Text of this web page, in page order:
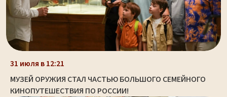
31 июля в 12:21
МУЗЕЙ ОРУЖИЯ СТАЛ ЧАСТЬЮ БОЛЬШОГО СЕМЕЙНОГО
КИНОПУТЕШЕСТВИЯ ПО РОССИИ!